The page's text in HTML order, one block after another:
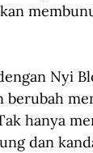
Nyi
berubah
hanya
dan